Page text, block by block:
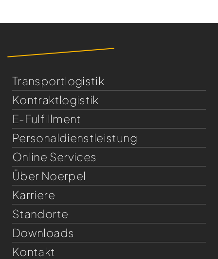
Transportlogistik
Kontraktlogistik
E-Fulfillment
Personaldienst­leistung
Online Services
Über Noerpel
Karriere
Standorte
Downloads
Kontakt